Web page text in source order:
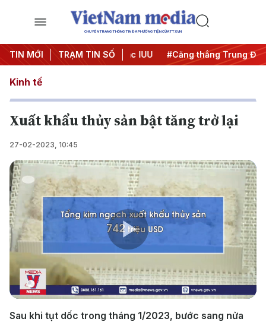
CHUYÊN TRANG THÔNG TIN ĐA PHƯƠNG TIỆN CỦA TTXVN
TIN MỚI TRẠM TIN SỐ
đêm #Chống khai thác IUU #Căng thẳng Trung Đông
Kinh tế
Xuất khẩu thủy sản bật tăng trở lại
27-02-2023, 10:45
Play
Video
Sau khi tụt dốc trong tháng 1/2023, bước sang nửa